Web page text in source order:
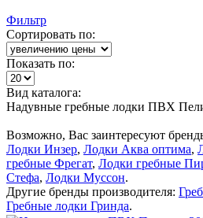
Фильтр
Сортировать по:
Показать по:
Вид каталога:
Надувные гребные лодки ПВХ
Возможно, Вас заинтересуют
Лодки Инзер, Лодки Аква оптима,
гребные Фрегат, Лодки гребные
Стефа, Лодки Муссон.
Другие бренды производителя:
Гребные лодки Гринда.